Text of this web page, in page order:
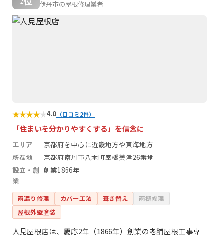
伊丹市の屋根修理業者
★★★★★4.0 （口コミ2件）
「住まいを分かりやすくする」を信念に
エリア
京都府を中心に近畿地方や東海地方
所在地
京都府南丹市八木町室橋美津26番地
設立・創
業
創業1866年
雨漏り修理 カバー工法 葺き替え
雨樋修理
屋根外壁塗装
人見屋根店は、慶応2年（1866年）創業の老舗屋根工事専